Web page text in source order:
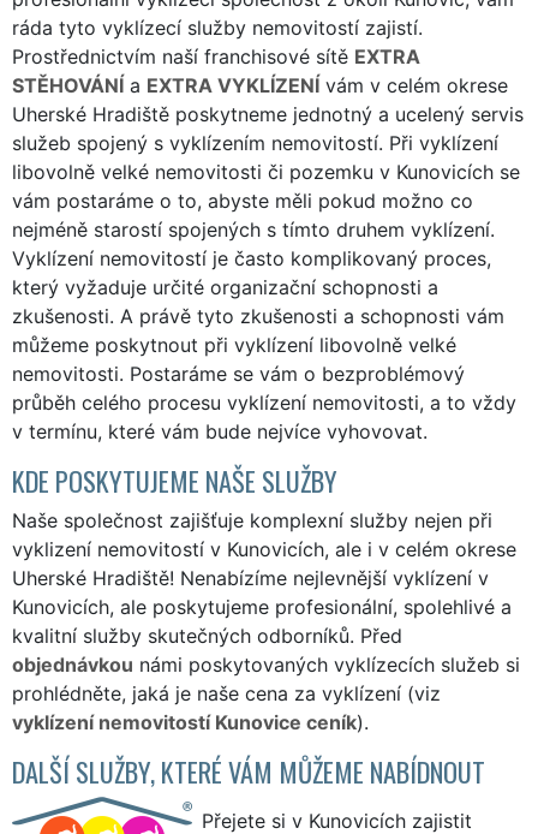
ráda tyto vyklízecí služby nemovitostí zajistí.
Prostřednictvím naší franchisové sítě EXTRA
STĚHOVÁNÍ a EXTRA VYKLÍZENÍ vám v celém okrese
Uherské Hradiště poskytneme jednotný a ucelený servis
služeb spojený s vyklízením nemovitostí. Při vyklízení
libovolně velké nemovitosti či pozemku v Kunovicích se
vám postaráme o to, abyste měli pokud možno co
nejméně starostí spojených s tímto druhem vyklízení.
Vyklízení nemovitostí je často komplikovaný proces,
který vyžaduje určité organizační schopnosti a
zkušenosti. A právě tyto zkušenosti a schopnosti vám
můžeme poskytnout při vyklízení libovolně velké
nemovitosti. Postaráme se vám o bezproblémový
průběh celého procesu vyklízení nemovitosti, a to vždy
v termínu, které vám bude nejvíce vyhovovat.
KDE POSKYTUJEME NAŠE SLUŽBY
Naše společnost zajišťuje komplexní služby nejen při
vyklizení nemovitostí v Kunovicích, ale i v celém okrese
Uherské Hradiště! Nenabízíme nejlevnější vyklízení v
Kunovicích, ale poskytujeme profesionální, spolehlivé a
kvalitní služby skutečných odborníků. Před
objednávkou námi poskytovaných vyklízecích služeb si
prohlédněte, jaká je naše cena za vyklízení (viz
vyklízení nemovitostí Kunovice ceník).
DALŠÍ SLUŽBY, KTERÉ VÁM MŮŽEME NABÍDNOUT
Přejete si v Kunovicích zajistit